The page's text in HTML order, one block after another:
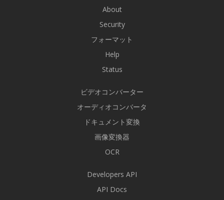
About
Security
フォーマット
Help
Status
ビデオコンバーター
オーディオコンバータ
ドキュメント変換
画像変換器
OCR
Developers API
API Docs